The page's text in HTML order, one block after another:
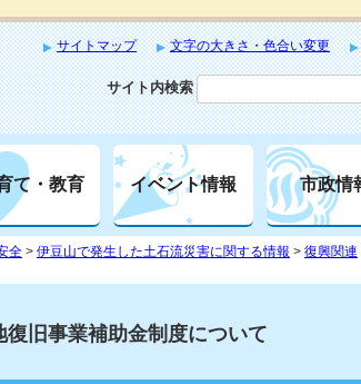
サイトマップ 文字の大きさ・色合い変更
サイト内検索
て・教育 イベント情報 市政情
全 > 伊豆山で発生した土石流災害に関する情報 > 復興関連
復旧事業補助金制度について